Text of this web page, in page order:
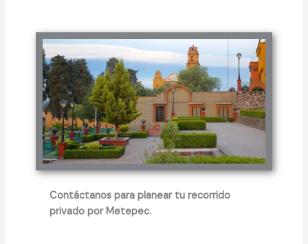
Contáctanos para planear tu recorrido
privado por Metepec.